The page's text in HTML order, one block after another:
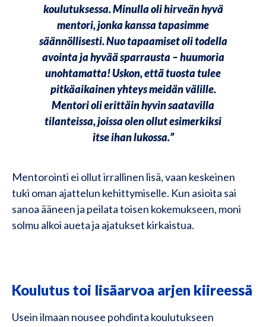
koulutuksessa. Minulla oli hirveän hyvä
mentori, jonka kanssa tapasimme
säännöllisesti. Nuo tapaamiset oli todella
avointa ja hyvää sparrausta – huumoria
unohtamatta! Uskon, että tuosta tulee
pitkäaikainen yhteys meidän välille.
Mentori oli erittäin hyvin saatavilla
tilanteissa, joissa olen ollut esimerkiksi
itse ihan lukossa.”
Mentorointi ei ollut irrallinen lisä, vaan keskeinen
tuki oman ajattelun kehittymiselle. Kun asioita sai
sanoa ääneen ja peilata toisen kokemukseen, moni
solmu alkoi aueta ja ajatukset kirkaistua.
Koulutus toi lisäarvoa arjen kiireessä
Usein ilmaan nousee pohdinta koulutukseen